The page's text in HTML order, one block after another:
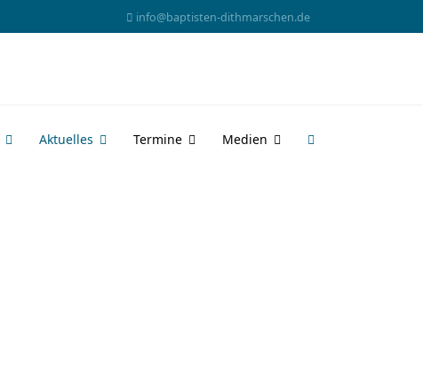
info@baptisten-dithmarschen.de
Aktuelles Termine Medien